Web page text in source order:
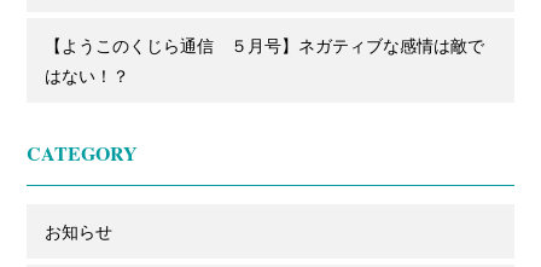
【ようこのくじら通信 ５月号】ネガティブな感情は敵で
はない！？
CATEGORY
お知らせ